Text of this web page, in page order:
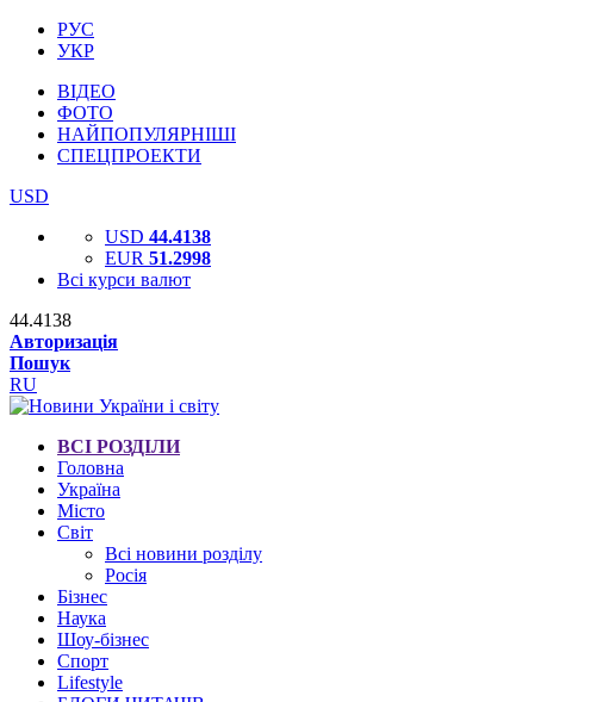
РУС
УКР
ВІДЕО
ФОТО
НАЙПОПУЛЯРНІШІ
СПЕЦПРОЕКТИ
USD
USD 44.4138
EUR 51.2998
Всі курси валют
44.4138
Авторизація
Пошук
RU
ВСІ РОЗДІЛИ
Головна
Україна
Місто
Світ
Всі новини розділу
Росія
Бізнес
Наука
Шоу-бізнес
Спорт
Lifestyle